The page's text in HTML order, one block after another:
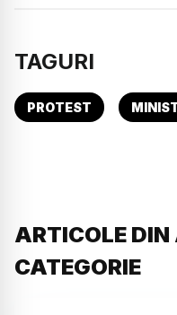
TAGURI
PROTEST
ARTICOLE DIN
CATEGORIE